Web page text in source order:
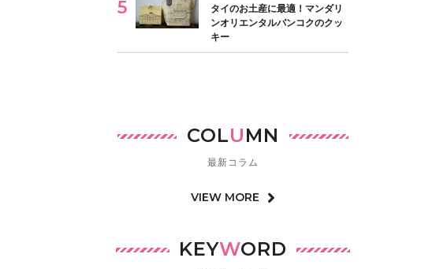
タイのお土産に最適！マンダリ
ンオリエンタルバンコクのクッ
キー
COLUMN
最新コラム
VIEW MORE
KEYWORD